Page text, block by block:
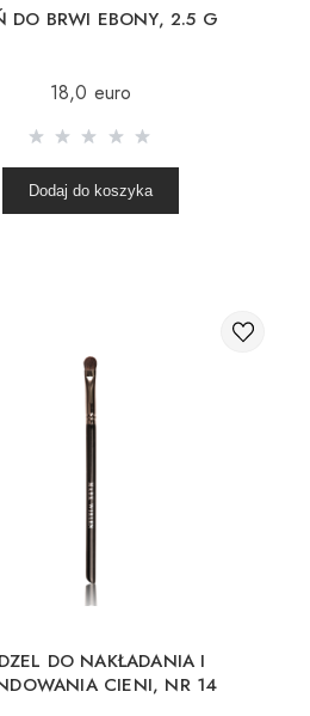
DO BRWI EBONY, 2.5 G
18,0 euro
Dodaj do koszyka
DO NAKŁADANIA I
CIENI, NR 14